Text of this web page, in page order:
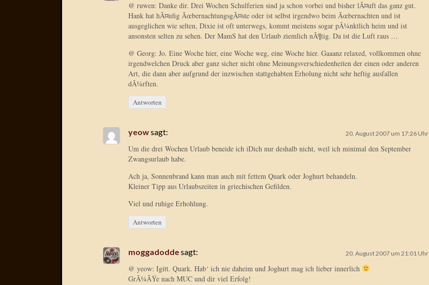
@ ruwen: Danke dir. Drei Wochen Schulferien sind ja schon vorbei und bisher lÃ¤uft das ganz gut.
Hank hat hÃ¤ufig ÃœbernachtungsgÃ¤ste oder ist selbst irgendwo beim Ãœbernachten und ist
ausgeglichen wie selten, Dixie ist oft unterwegs, kommt meistens sogar pÃ¼nktlich heim und ist
ansonsten selten zu sehen. Der MamS hat den Urlaub ziemlich nÃ¶tig. Da ist die Luft raus …
@ Georg: Jo. Eine Woche hier, eine Woche weg, eine Woche hier. Gaaanz relaxed, vollkommen ohne
irgendwelchen Druck aber ganz sicher nicht ohne Meinungsverschiedenheiten der einen oder anderen
Art, die dann aber aufgrund der inzwischen stattgehabten Erholung nicht sehr heftig ausfallen
dÃ¼rften.
Antworten
yeowsagt: 20. August 2007 um 17:26 Uhr
Um die drei Wochen Urlaub beneide ich iDich nur deshalb nicht, weil ich minimal den September
Zwangsurlaub habe.
Ach ja, Sonnenbrand kann man auch mit fettem Quark oder Joghurt behandeln.
Kleiner Tipp aus Urlaubszeiten in griechischen Gefilden.
Viel und ruhige Erhohlung.
Antworten
moggadoddesagt: 20. August 2007 um 21:01 Uhr
@ yeow: Igitt. Quark. Hab‘ ich nie daheim und Joghurt mag ich lieber innerlich
GrÃ¼ÃŸe nach MUC und dir viel Erfolg!